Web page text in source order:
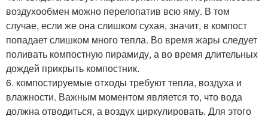
воздухообмен можно перелопатив всю яму. В том
случае, если же она слишком сухая, значит, в компост
попадает слишком много тепла. Во время жары следует
поливать компостную пирамиду, а во время длительных
дождей прикрыть компостник.
6. компостируемые отходы требуют тепла, воздуха и
влажности. Важным моментом является то, что вода
должна отводиться, а воздух циркулировать. Для этого